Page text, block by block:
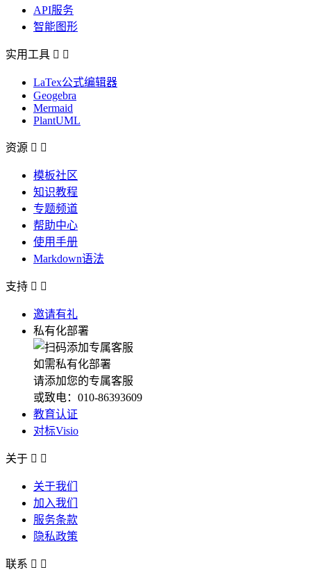
API服务
智能图形
实用工具  
LaTex公式编辑器
Geogebra
Mermaid
PlantUML
资源  
模板社区
知识教程
专题频道
帮助中心
使用手册
Markdown语法
支持  
邀请有礼
私有化部署
如需私有化部署
请添加您的专属客服
或致电：010-86393609
教育认证
对标Visio
关于  
关于我们
加入我们
服务条款
隐私政策
联系  